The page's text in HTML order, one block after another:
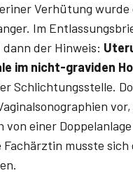
Verhütung wurde
Im
der Hinweis:
im nicht-graviden
Schlichtungsstelle.
von einer
Fachärztin musste